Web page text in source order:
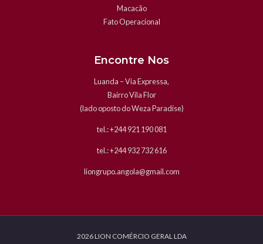
Macacão
Fato Operacional
Encontre Nos
Luanda – Via Expressa,
Bairro Vila Flor
(lado oposto do Weza Paradise)
tel.: +244 921 190 081
tel.: +244 932 732 616
liongrupo.angola@gmail.com
2026 LION COMÉRCIO GERAL LDA